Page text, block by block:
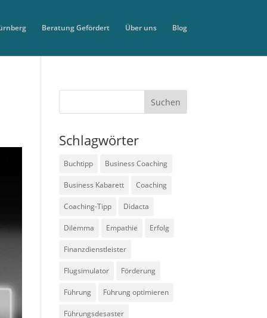
Beratung Gefördert Über uns Blog
Schlagwörter
Buchtipp Business Coaching
Business Kabarett Coaching
Coaching-Tipp Didacta
Dilemma Empathie Erfolg
Finanzdienstleister
Flugsimulator Förderung
Führung Führung optimieren
Führungsdesaster